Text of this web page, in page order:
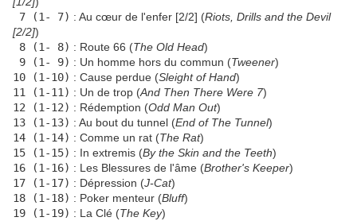
7 (1- 7) : Au cœur de l'enfer [2/2] (Riots, Drills and the Devil
[2/2])
8 (1- 8) : Route 66 (The Old Head)
9 (1- 9) : Un homme hors du commun (Tweener)
10 (1-10) : Cause perdue (Sleight of Hand)
11 (1-11) : Un de trop (And Then There Were 7)
12 (1-12) : Rédemption (Odd Man Out)
13 (1-13) : Au bout du tunnel (End of The Tunnel)
14 (1-14) : Comme un rat (The Rat)
15 (1-15) : In extremis (By the Skin and the Teeth)
16 (1-16) : Les Blessures de l'âme (Brother's Keeper)
17 (1-17) : Dépression (J-Cat)
18 (1-18) : Poker menteur (Bluff)
19 (1-19) : La Clé (The Key)